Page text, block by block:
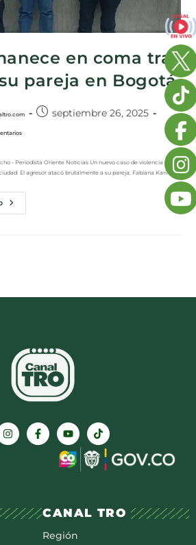
en coma tras
pareja en Bogotá
septiembre 26, 2025
- Periodista Oriente Noticias Un nuevo caso de violencia de
El agresor atacó brutalmente a su pareja, Fabiana Karina…
CANAL TRO
Región